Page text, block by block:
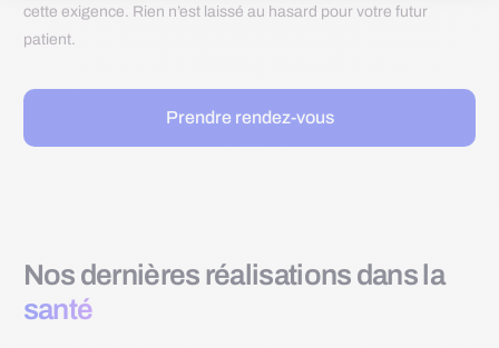
cette exigence. Rien n’est laissé au hasard pour votre futur
patient.
Prendre rendez-vous
Nos dernières réalisations dans la
santé